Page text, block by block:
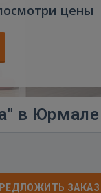
цены
в Юрмале
ЗАКАЗ